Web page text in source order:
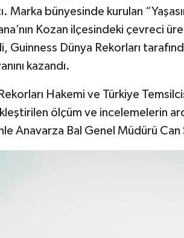
Marka bünyesinde kurulan
Kozan ilçesindeki çevreci
Guinness Dünya Rekorları
kazandı.
Hakemi ve Türkiye
ölçüm ve incelemelerin
Anavarza Bal Genel Müdürü Can